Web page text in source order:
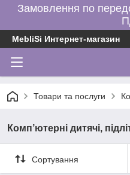
Замовлення по
MebliSi Интернет-магазин
Товари та послуги
Комп’ютерні дитячі,
Сортування